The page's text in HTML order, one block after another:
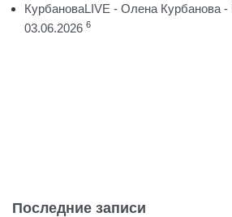
КурбановаLIVE - Олена Курбанова -
03.06.2026 6
Последние записи